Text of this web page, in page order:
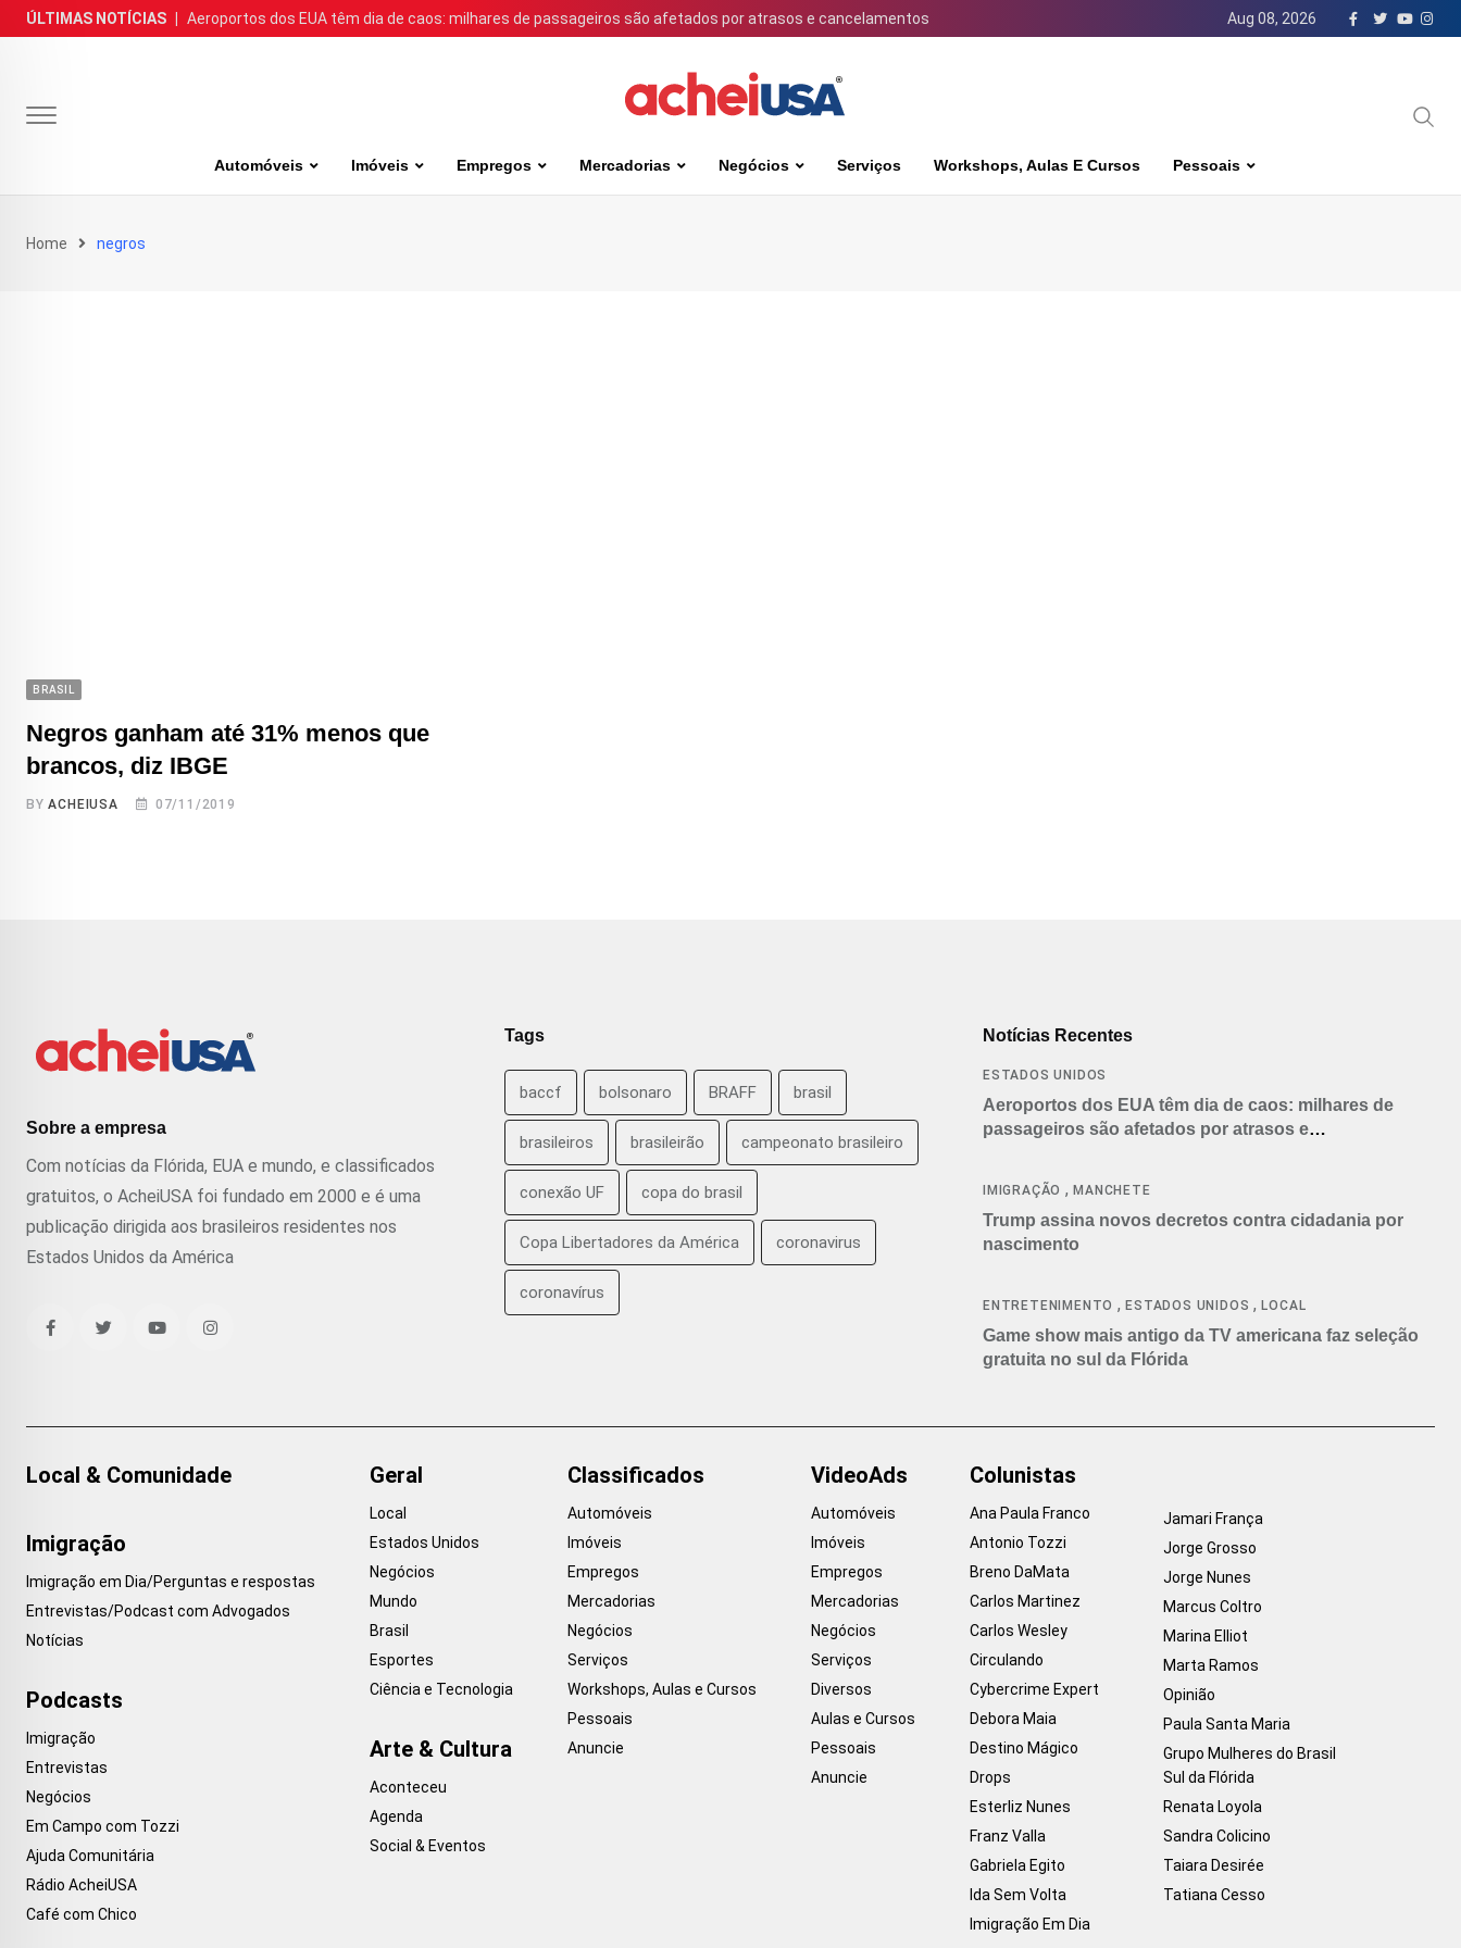
Skip
to
ÚLTIMAS NOTÍCIAS Aeroportos dos EUA têm dia de caos: milhares de passageiros são afetados por atrasos e cancelamentos Aug 08, 2026
Automóveis Imóveis Empregos Mercadorias Negócios Serviços Workshops, Aulas E Cursos Pessoais
Home negros
BRASIL
Negros ganham até 31% menos que
brancos, diz IBGE
BYACHEIUSA 07/11/2019
Sobre a empresa
Com notícias da Flórida, EUA e mundo, e classificados
gratuitos, o AcheiUSA foi fundado em 2000 e é uma
publicação dirigida aos brasileiros residentes nos
Estados Unidos da América
Tags
baccf bolsonaro BRAFF brasil
brasileiros brasileirão campeonato brasileiro
conexão UF copa do brasil
Copa Libertadores da América coronavirus
coronavírus
Notícias Recentes
ESTADOS UNIDOS
Aeroportos dos EUA têm dia de caos: milhares de
passageiros são afetados por atrasos e
IMIGRAÇÃO ,MANCHETE
Trump assina novos decretos contra cidadania por
nascimento
ENTRETENIMENTO ,ESTADOS UNIDOS ,LOCAL
Game show mais antigo da TV americana faz seleção
gratuita no sul da Flórida
Local & Comunidade
Imigração
Imigração em Dia/Perguntas e respostas
Entrevistas/Podcast com Advogados
Notícias
Podcasts
Imigração
Entrevistas
Negócios
Em Campo com Tozzi
Ajuda Comunitária
Rádio AcheiUSA
Café com Chico
Geral
Local
Estados Unidos
Negócios
Mundo
Brasil
Esportes
Ciência e Tecnologia
Arte & Cultura
Aconteceu
Agenda
Social & Eventos
Classificados
Automóveis
Imóveis
Empregos
Mercadorias
Negócios
Serviços
Workshops, Aulas e Cursos
Pessoais
Anuncie
VideoAds
Automóveis
Imóveis
Empregos
Mercadorias
Negócios
Serviços
Diversos
Aulas e Cursos
Pessoais
Anuncie
Colunistas
Ana Paula Franco
Antonio Tozzi
Breno DaMata
Carlos Martinez
Carlos Wesley
Circulando
Cybercrime Expert
Debora Maia
Destino Mágico
Drops
Esterliz Nunes
Franz Valla
Gabriela Egito
Ida Sem Volta
Imigração Em Dia
Jamari França
Jorge Grosso
Jorge Nunes
Marcus Coltro
Marina Elliot
Marta Ramos
Opinião
Paula Santa Maria
Grupo Mulheres do Brasil
Sul da Flórida
Renata Loyola
Sandra Colicino
Taiara Desirée
Tatiana Cesso